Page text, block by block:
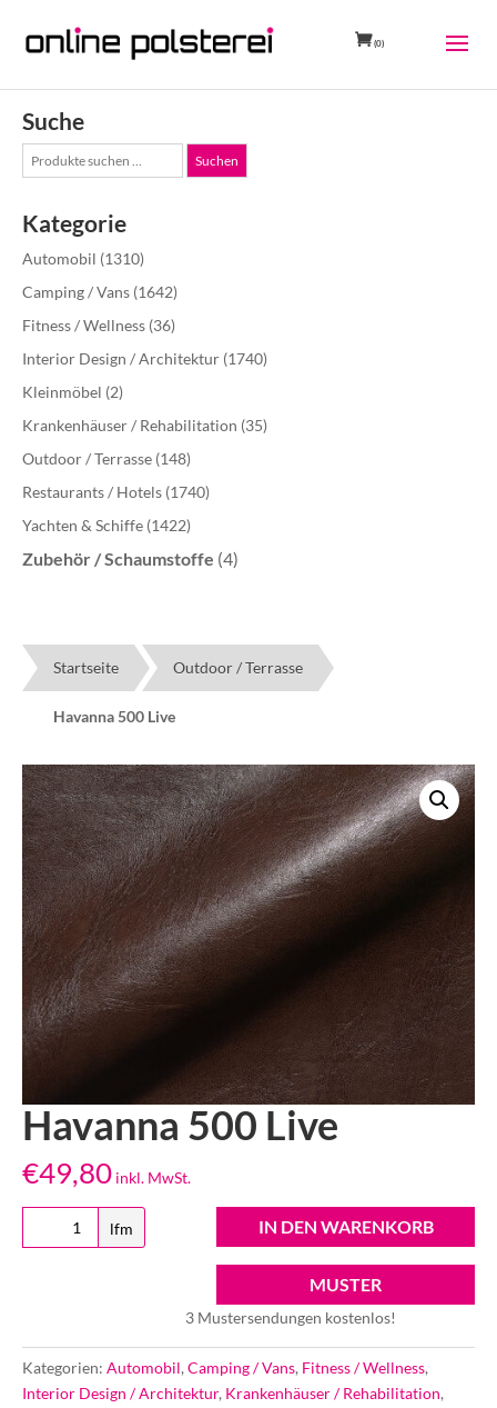
(0)
Startseite Outdoor / Terrasse
Havanna 500 Live
Havanna 500 Live
€49,80 inkl. MwSt.
Havanna
500
lfm IN DEN WARENKORB
MUSTER
3 Mustersendungen kostenlos!
Kategorien: Automobil, Camping / Vans, Fitness / Wellness,
Interior Design / Architektur, Krankenhäuser / Rehabilitation,
Suche
Suche
nach:
Suchen
Kategorie
Automobil (1310)
Camping / Vans (1642)
Fitness / Wellness (36)
Interior Design / Architektur (1740)
Kleinmöbel (2)
Krankenhäuser / Rehabilitation (35)
Outdoor / Terrasse (148)
Restaurants / Hotels (1740)
Yachten & Schiffe (1422)
Zubehör / Schaumstoffe (4)